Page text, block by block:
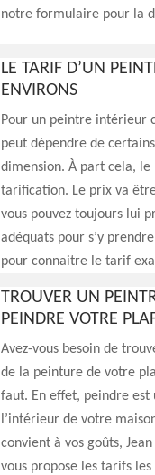
notre formulaire pour la
LE TARIF D’UN
ENVIRONS
Pour un peintre intérieur
peut dépendre de
dimension. À part cela,
tarification. Le prix va
vous pouvez toujours lui
adéquats pour s’y
pour connaitre le tarif
TROUVER UN
PEINDRE VOTRE
Avez-vous besoin de
de la peinture de votre
faut. En effet, peindre
l’intérieur de votre
convient à vos goûts,
vous propose les tarifs